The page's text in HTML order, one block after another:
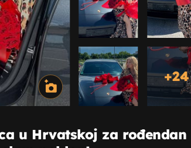
+24
u Hrvatskoj za rođendan